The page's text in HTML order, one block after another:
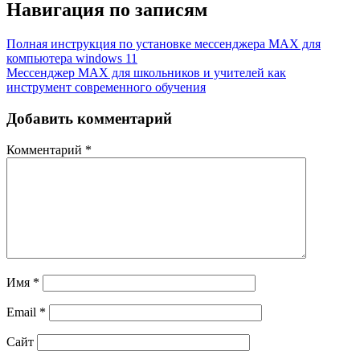
Навигация по записям
Полная инструкция по установке мессенджера MAX для
компьютера windows 11
Мессенджер MAX для школьников и учителей как
инструмент современного обучения
Добавить комментарий
Комментарий *
Имя *
Email *
Сайт